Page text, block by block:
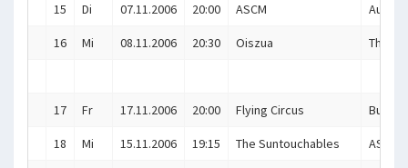
15 Di 07.11.2006 20:00 ASCM
16 Mi 08.11.2006 20:30 Oiszua The
17 Fr 17.11.2006 20:00 Flying Circus
18 Mi 15.11.2006 19:15 The Suntouchables ASCM